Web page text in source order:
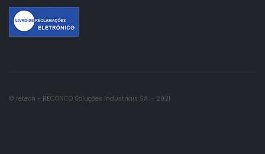
© retech - RECONCO Soluções Industriais SA. - 2021